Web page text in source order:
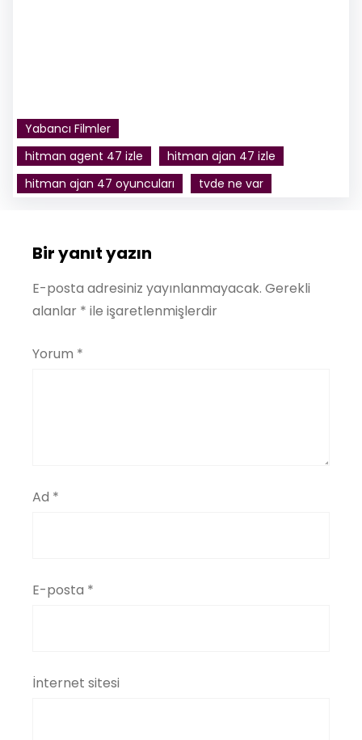
Yabancı Filmler
hitman agent 47 izle
hitman ajan 47 izle
hitman ajan 47 oyuncuları
tvde ne var
Bir yanıt yazın
E-posta adresiniz yayınlanmayacak. Gerekli
alanlar * ile işaretlenmişlerdir
Yorum *
Ad *
E-posta *
İnternet sitesi